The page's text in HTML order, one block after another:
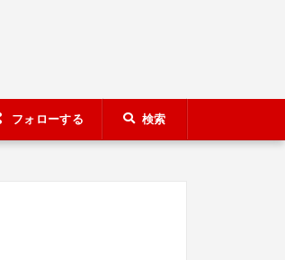
フォローする 検索